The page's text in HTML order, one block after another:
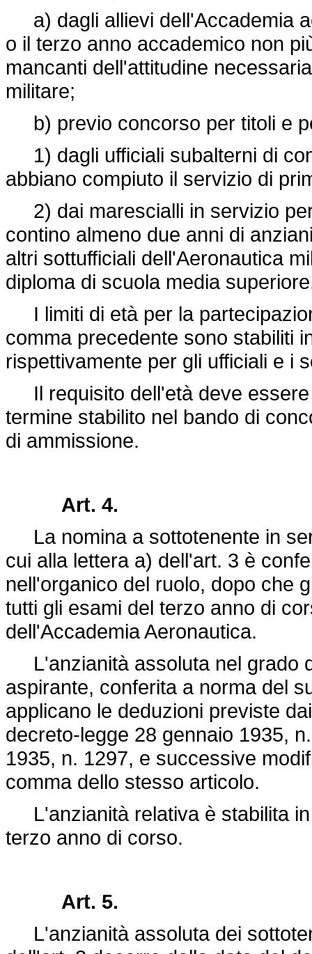
a) dagli allievi dell'Accademia
o il terzo anno accademico non
mancanti dell'attitudine
militare;
b) previo concorso per titoli e
1) dagli ufficiali subalterni di
abbiano compiuto il servizio di
2) dai marescialli in servizio
contino almeno due anni di
altri sottufficiali dell'Aeronautica
diploma di scuola media
I limiti di età per la
comma precedente sono stabiliti
rispettivamente per gli ufficiali e i
Il requisito dell'età deve essere
termine stabilito nel bando di
di ammissione.
Art. 4.
La nomina a sottotenente in
cui alla lettera a) dell'art. 3 è
nell'organico del ruolo, dopo che
tutti gli esami del terzo anno di
dell'Accademia Aeronautica.
L'anzianità assoluta nel grado
aspirante, conferita a norma del
applicano le deduzioni previste
decreto-legge 28 gennaio 1935,
1935, n. 1297, e successive
comma dello stesso articolo.
L'anzianità relativa è stabilita in
terzo anno di corso.
Art. 5.
L'anzianità assoluta dei